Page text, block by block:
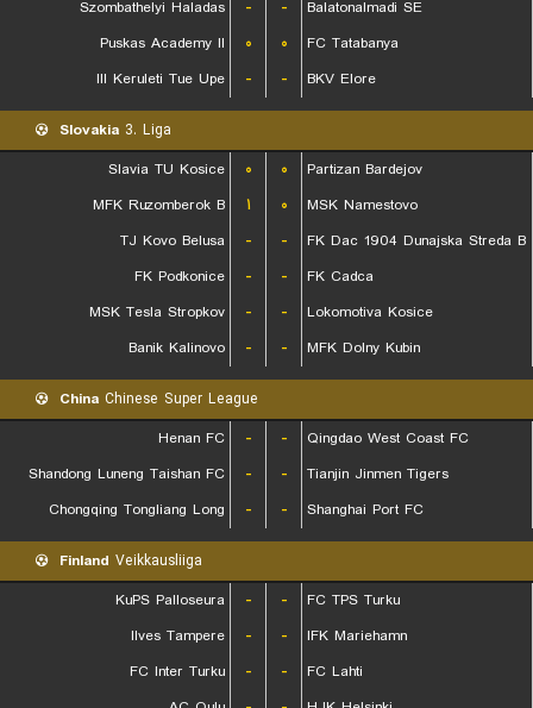
Szombathelyi Haladas
- -
Balatonalmadi SE
Puskas Academy II
۰ ۰
FC Tatabanya
III Keruleti Tue Upe
- - BKV Elore
Slovakia 3. Liga
Slavia TU Kosice
۰ ۰
Partizan Bardejov
MFK Ruzomberok B
۱ ۰
MSK Namestovo
TJ Kovo Belusa
- -
FK Dac 1904 Dunajska Streda B
FK Podkonice
- -
FK Cadca
MSK Tesla Stropkov
- -
Lokomotiva Kosice
Banik Kalinovo
- - MFK Dolny Kubin
China Chinese Super League
Henan FC
- -
Qingdao West Coast FC
Shandong Luneng Taishan FC
- -
Tianjin Jinmen Tigers
Chongqing Tongliang Long
- - Shanghai Port FC
Finland Veikkausliiga
KuPS Palloseura
- -
FC TPS Turku
Ilves Tampere
- -
IFK Mariehamn
FC Inter Turku
- -
FC Lahti